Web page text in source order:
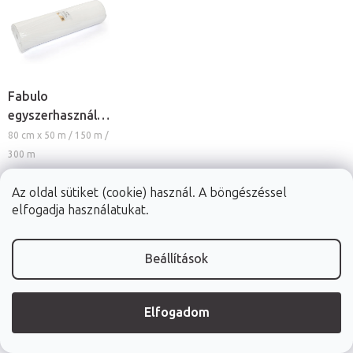
Az oldal sütiket (cookie) használ. A böngészéssel
elfogadja használatukat.
Beállítások
Elfogadom
Fabulo
egyszerhasználatos
lepedő tekercs
nemszőtt
textíliából, 80cm
80 cm x 50 m / 150 m /
300 m
Elérhető 2 héten
RÉSZLET